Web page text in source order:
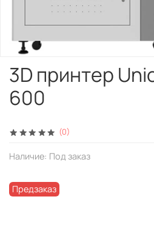
(0)
Наличие: Под заказ
Предзаказ
3D принтер
600